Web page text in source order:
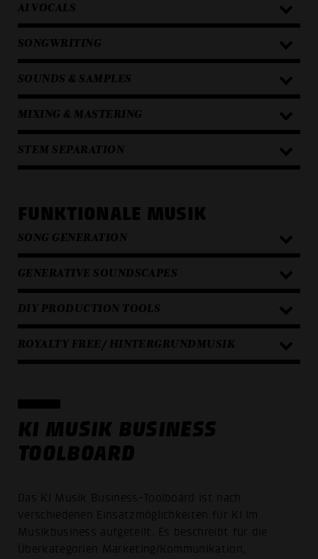
AI VOCALS
SONGWRITING
SOUNDS & SAMPLES
MIXING & MASTERING
STEM SEPARATION
FUNKTIONALE MUSIK
SONG GENERATION
GENERATIVE SOUNDSCAPES
DIY PRODUCTION TOOLS
ROYALTY FREE/ HINTERGRUNDMUSIK
KI MUSIK BUSINESS
TOOLBOARD
Das KI Musik Business-Toolboard ist nach
verschiedenen Einsatzmöglichkeiten für KI im
Musikbusiness aufgeteilt. Es beschreibt für die
Überkategorien Marketing/Kommunikation,